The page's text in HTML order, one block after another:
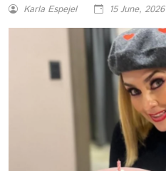
Karla Espejel 15 June, 2026